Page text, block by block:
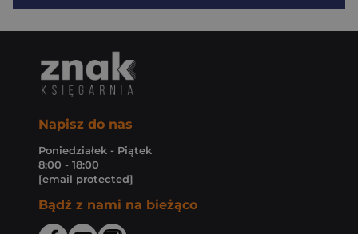
Napisz do nas
Poniedziałek - Piątek
8:00 - 18:00
[email protected]
Bądź z nami na bieżąco